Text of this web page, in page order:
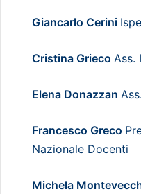
Giancarlo Cerini
Cristina Grieco Ass.
Elena Donazzan
Francesco Greco
Nazionale Docenti
Michela